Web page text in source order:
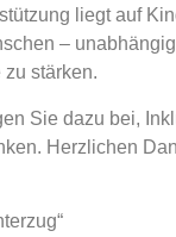
liegt auf
–
stärken.
Sie dazu bei,
Herzlichen